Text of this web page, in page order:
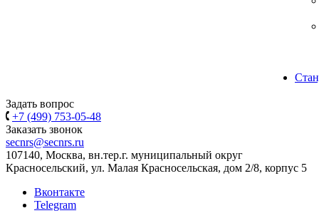
Задать вопрос
+7 (499) 753-05-48
Заказать звонок
secnrs@secnrs.ru
107140, Москва, вн.тер.г. муниципальный округ
Красносельский, ул. Малая Красносельская, дом 2/8, корпус 5
Вконтакте
Telegram